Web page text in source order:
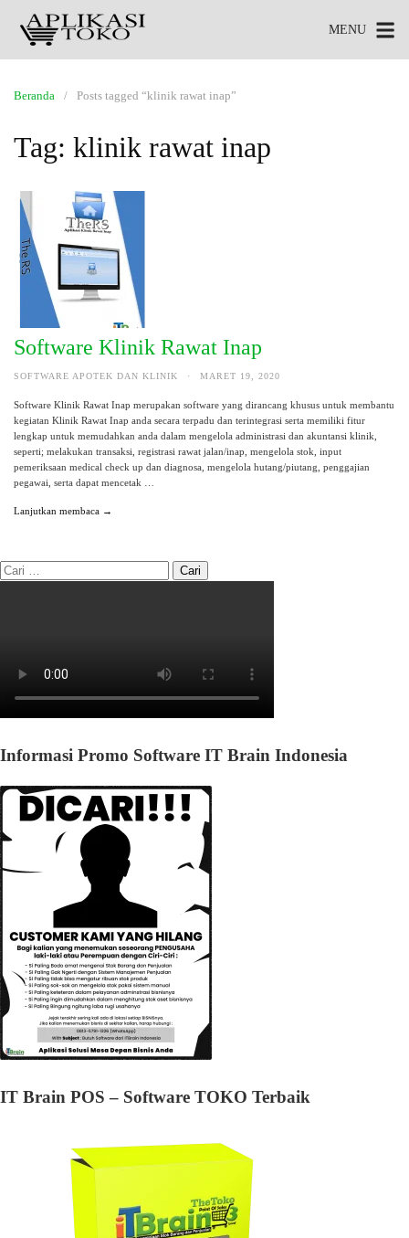
MENU
Beranda Posts tagged “klinik rawat inap”
Tag: klinik rawat inap
Software Klinik Rawat Inap
SOFTWARE APOTEK DAN KLINIK · MARET 19, 2020
Software Klinik Rawat Inap merupakan software yang dirancang khusus untuk membantu
kegiatan Klinik Rawat Inap anda secara terpadu dan terintegrasi serta memiliki fitur
lengkap untuk memudahkan anda dalam mengelola administrasi dan akuntansi klinik,
seperti; melakukan transaksi, registrasi rawat jalan/inap, mengelola stok, input
pemeriksaan medical check up dan diagnosa, mengelola hutang/piutang, penggajian
pegawai, serta dapat mencetak …
Lanjutkan membaca →
Informasi Promo Software IT Brain Indonesia
IT Brain POS – Software TOKO Terbaik